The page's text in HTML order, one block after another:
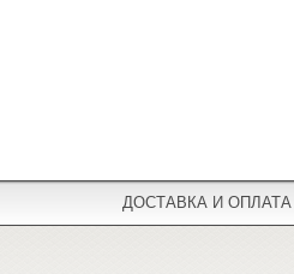
ДОСТАВКА И ОПЛАТА